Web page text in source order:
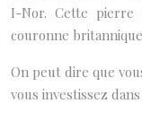
I-Nor. Cette pierre
couronne
On peut dire que
vous investissez